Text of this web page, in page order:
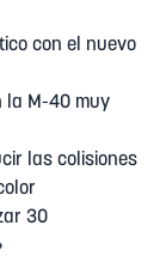
con el nuevo
la M-40 muy
las colisiones
30